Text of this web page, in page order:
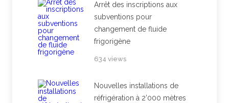
Arrêt des inscriptions aux
subventions pour
changement de fluide
frigorigène
634 views
Nouvelles installations de
réfrigération à 2’000 mètres